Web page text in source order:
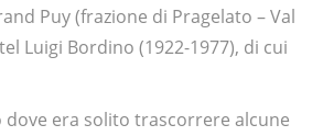
Puy (frazione di Pragelato – Val
Luigi Bordino (1922-1977), di cui
era solito trascorrere alcune